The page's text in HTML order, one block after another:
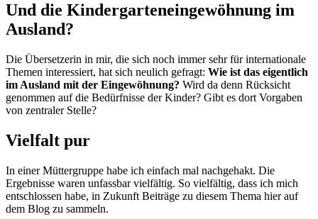
Und die Kindergarteneingewöhnung im
Ausland?
Die Übersetzerin in mir, die sich noch immer sehr für internationale
Themen interessiert, hat sich neulich gefragt: Wie ist das eigentlich
im Ausland mit der Eingewöhnung? Wird da denn Rücksicht
genommen auf die Bedürfnisse der Kinder? Gibt es dort Vorgaben
von zentraler Stelle?
Vielfalt pur
In einer Müttergruppe habe ich einfach mal nachgehakt. Die
Ergebnisse waren unfassbar vielfältig. So vielfältig, dass ich mich
entschlossen habe, in Zukunft Beiträge zu diesem Thema hier auf
dem Blog zu sammeln.